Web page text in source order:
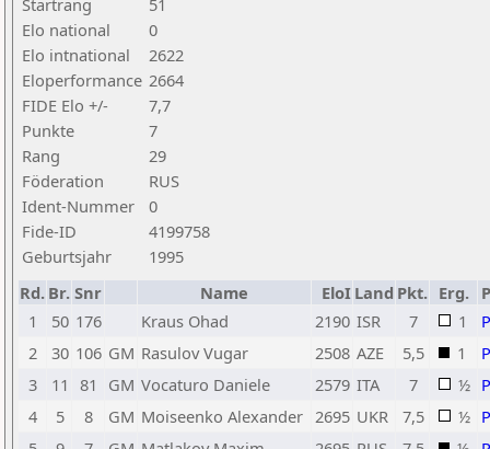
Startrang
51
Elo national
0
Elo intnational
2622
Eloperformance 2664
FIDE Elo +/-
7,7
Punkte
7
Rang
29
Föderation
RUS
Ident-Nummer
0
Fide-ID
4199758
Geburtsjahr
1995
Rd. Br. Snr Name EloI Land Pkt. Erg.
1
50 176 Kraus Ohad 2190 ISR 7 1
2
30 106 GM Rasulov Vugar 2508 AZE 5,5 1
3
11 81 GM Vocaturo Daniele 2579 ITA 7 ½
4
5 8 GM Moiseenko Alexander 2695 UKR 7,5 ½